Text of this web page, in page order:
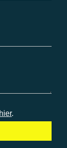
hier.